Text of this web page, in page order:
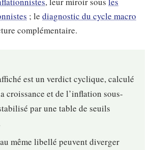
; le diagnostic du cycle macro
complémentaire.
est un verdict cyclique, calculé
croissance et de l’inflation sous-
par une table de seuils
même libellé peuvent diverger